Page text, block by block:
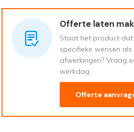
Offerte laten
Staat het product dat
specifieke wensen
afwerkingen? Vraag
werkdag.
Offerte